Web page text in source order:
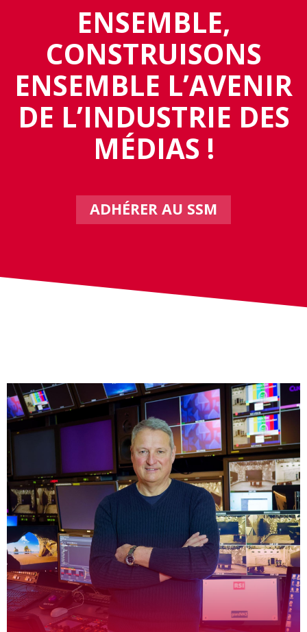
ENSEMBLE,
CONSTRUISONS
ENSEMBLE L’AVENIR
DE L’INDUSTRIE DES
MÉDIAS !
ADHÉRER AU SSM